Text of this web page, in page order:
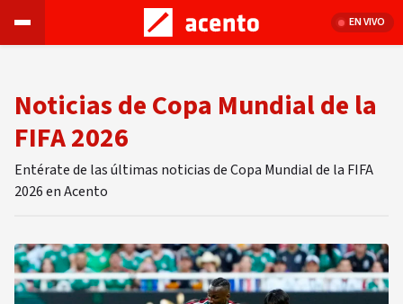
EN VIVO
Noticias de Copa Mundial de la
FIFA 2026
Entérate de las últimas noticias de Copa Mundial de la FIFA
2026 en Acento